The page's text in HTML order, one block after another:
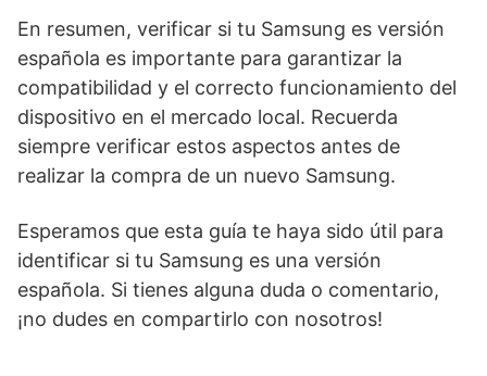
En resumen, verificar si tu Samsung es versión
española es importante para garantizar la
compatibilidad y el correcto funcionamiento del
dispositivo en el mercado local. Recuerda
siempre verificar estos aspectos antes de
realizar la compra de un nuevo Samsung.
Esperamos que esta guía te haya sido útil para
identificar si tu Samsung es una versión
española. Si tienes alguna duda o comentario,
¡no dudes en compartirlo con nosotros!